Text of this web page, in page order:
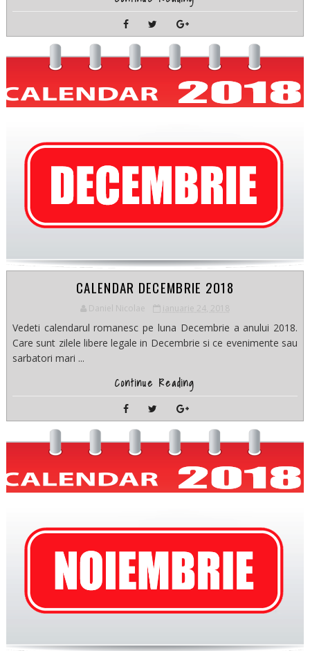
CALENDAR DECEMBRIE 2018
Daniel Nicolae ianuarie 24, 2018
Vedeti calendarul romanesc pe luna Decembrie a anului 2018.
Care sunt zilele libere legale in Decembrie si ce evenimente sau
sarbatori mari ...
Continue Reading